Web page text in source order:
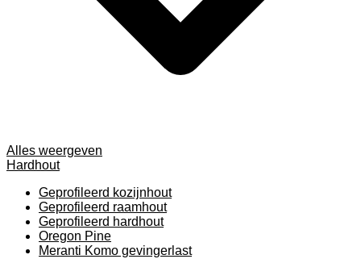
Alles weergeven
Hardhout
Geprofileerd kozijnhout
Geprofileerd raamhout
Geprofileerd hardhout
Oregon Pine
Meranti Komo gevingerlast